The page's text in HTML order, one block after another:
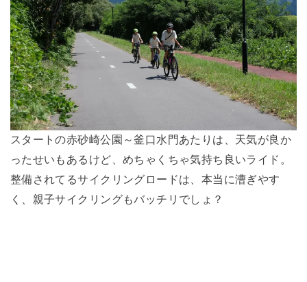
スタートの赤砂崎公園～釜口水門あたりは、天気が良か
ったせいもあるけど、めちゃくちゃ気持ち良いライド。
整備されてるサイクリングロードは、本当に漕ぎやす
く、親子サイクリングもバッチリでしょ？